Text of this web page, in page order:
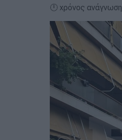
🕛 χρόνος